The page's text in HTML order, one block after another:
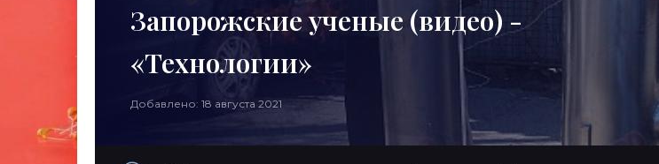
Запорожские ученые (видео) -
«Технологии»
Добавлено: 18 августа 2021